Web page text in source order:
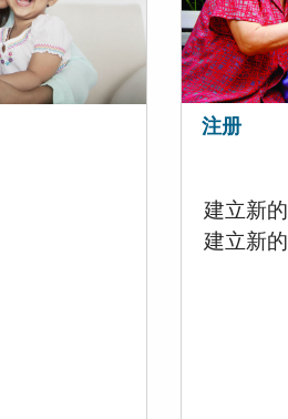
注册
建立新
建立新